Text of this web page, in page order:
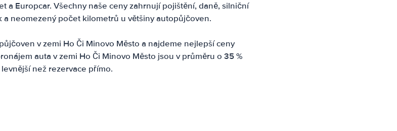
a Europcar. Všechny naše ceny zahrnují pojištění, daně, silniční
a neomezený počet kilometrů u většiny autopůjčoven.
v zemi Ho Či Minovo Město a najdeme nejlepší ceny
auta v zemi Ho Či Minovo Město jsou v průměru o 35 %
levnější než rezervace přímo.